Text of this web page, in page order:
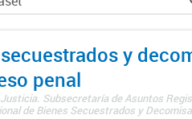
y
penal
Subsecretaría de Asuntos
de Bienes Secuestrados y